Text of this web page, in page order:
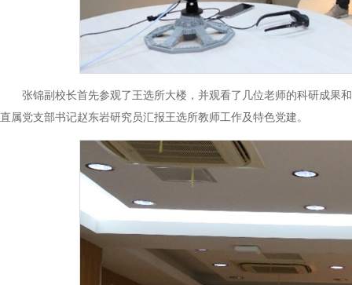
张锦副校长首先参观了王选所大楼，并观看了几位老师的科研成果
直属党支部书记赵东岩研究员汇报王选所教师工作及特色党建。